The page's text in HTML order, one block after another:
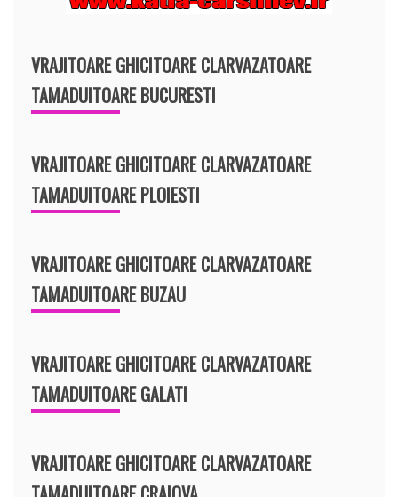
VRAJITOARE GHICITOARE CLARVAZATOARE
TAMADUITOARE BUCURESTI
VRAJITOARE GHICITOARE CLARVAZATOARE
TAMADUITOARE PLOIESTI
VRAJITOARE GHICITOARE CLARVAZATOARE
TAMADUITOARE BUZAU
VRAJITOARE GHICITOARE CLARVAZATOARE
TAMADUITOARE GALATI
VRAJITOARE GHICITOARE CLARVAZATOARE